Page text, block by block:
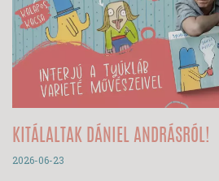
KITÁLALTAK DÁNIEL ANDRÁSRÓL!
2026-06-23